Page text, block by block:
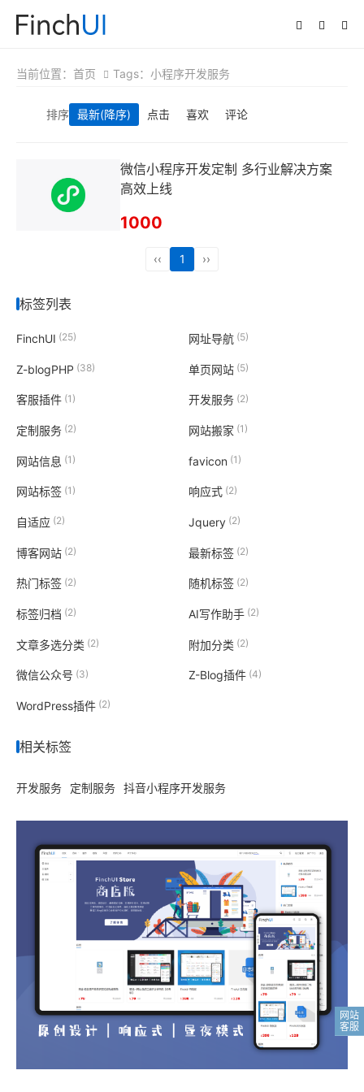
当前位置： 首页 Tags：小程序开发服务
排序 最新(降序) 点击 喜欢 评论
微信小程序开发定制 多行业解决方案
高效上线
1000
‹‹ 1 ››
标签列表
FinchUI (25) 网址导航(5)
Z-blogPHP (38) 单页网站(5)
客服插件 (1) 开发服务(2)
定制服务 (2) 网站搬家 (1)
网站信息 (1) favicon (1)
网站标签 (1) 响应式(2)
自适应 (2) Jquery(2)
博客网站 (2) 最新标签(2)
热门标签 (2) 随机标签(2)
标签归档 (2) AI写作助手(2)
文章多选分类 (2) 附加分类 (2)
微信公众号 (3) Z-Blog插件(4)
WordPress插件 (2)
相关标签
开发服务 定制服务 抖音小程序开发服务